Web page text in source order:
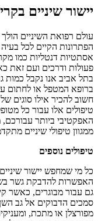
יישור שיניים
עולם רפואת השיניים
הפתרונות הקיים לכל
אסתטיות דנטליות כמו
פעולות ודרכים ועם זאת
בתל אביב אנו נקבל כמות
ברופא המטפל או לחתום
חשוב להכיר אילו סוגים של
טיפולים אלו עבור כל
האפקטיבי ביותר עבורכם,
ממגוון טיפולי שיניים
טיפולים נוספים
כל מי שמחפש יישור
האפשרות להדבקת גשר
גם עבור מבוגרים, כאשר
סמכים הדבוקים אל גב
מפורצלן או מתכת,